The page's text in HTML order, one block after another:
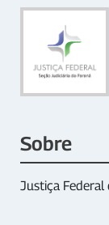
Sobre
Justiça Federal